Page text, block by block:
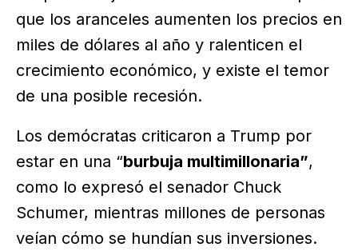
que los aranceles aumenten los precios en
miles de dólares al año y ralenticen el
crecimiento económico, y existe el temor
de una posible recesión.
Los demócratas criticaron a Trump por
estar en una “burbuja multimillonaria”,
como lo expresó el senador Chuck
Schumer, mientras millones de personas
veían cómo se hundían sus inversiones.